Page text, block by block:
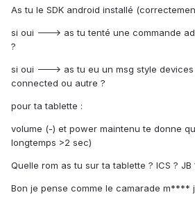
As tu le SDK android installé
si oui ---> as tu tenté une commande
?
si oui ---> as tu eu un msg style
connected ou autre ?
pour ta tablette :
volume (-) et power maintenu te donne
longtemps >2 sec)
Quelle rom as tu sur ta tablette ? ICS ? JB
Bon je pense comme le camarade m****